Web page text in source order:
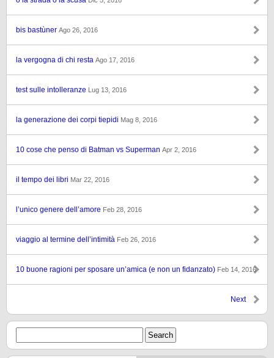
bis bastùner Ago 26, 2016
la vergogna di chi resta Ago 17, 2016
test sulle intolleranze Lug 13, 2016
la generazione dei corpi tiepidi Mag 8, 2016
10 cose che penso di Batman vs Superman Apr 2, 2016
il tempo dei libri Mar 22, 2016
l’unico genere dell’amore Feb 28, 2016
viaggio al termine dell’intimità Feb 26, 2016
10 buone ragioni per sposare un’amica (e non un fidanzato) Feb 14, 2016
Next